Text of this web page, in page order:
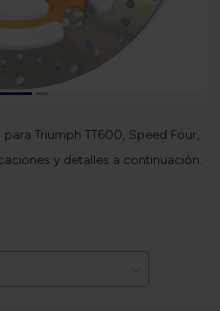
Triumph TT600, Speed Four,
y detalles a continuación.